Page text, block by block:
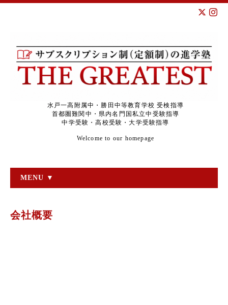
水戸一高附属中・勝田中等教育学校 受検指導
首都圏難関中・県内名門国私立中受験指導
中学受験・高校受験・大学受験指導
Welcome to our homepage
MENU ▼
会社概要